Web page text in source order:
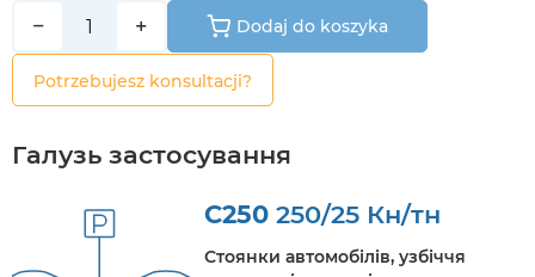
− + Dodaj do koszyka
Potrzebujesz konsultacji?
Галузь застосування
C250 250/25 Кн/тн
Стоянки автомобілів, узбіччя